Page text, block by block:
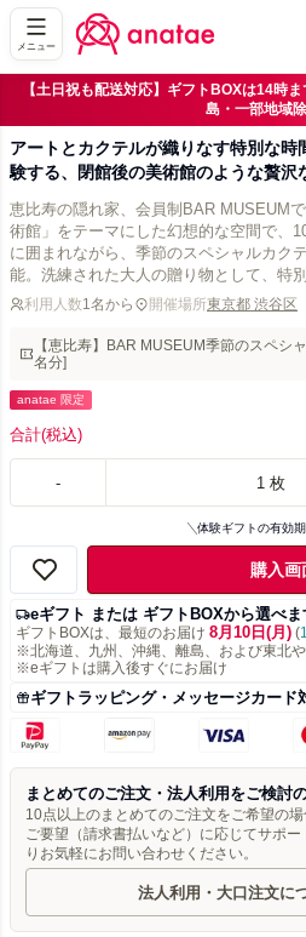
メニュー
【土日祝も配送対応】ギフトBOXは14時
島・一部地域除
アートとカクテルが織りなす特別な
験する、閉館後の美術館のような贅沢
恵比寿の隠れ家、会員制BAR MUSEUM
術館」をテーマにした幻想的な空間で、
に囲まれながら、季節のスペシャルカク
能。洗練された大人の贈り物として、特
利用人数1名から 開催場所東京都 渋谷区
【恵比寿】BAR MUSEUM季節のスペシ
名分]
anatae 限定
合計(税込)
- 1 枚
体験ギフトの有効
購入画
eギフト または ギフトBOXから選べま
ギフトBOXは、最短のお届け 8月10日(月) (
※北海道、九州、沖縄、離島、および東北
※eギフトは購入後すぐにお届け
ギフトラッピング・メッセージカード
まとめてのご注文・法人利用をご検討
10点以上のまとめてのご注文をご希望の
ご要望（請求書払いなど）に応じてサポ
りお気軽にお問い合わせください。
法人利用・大口注文に